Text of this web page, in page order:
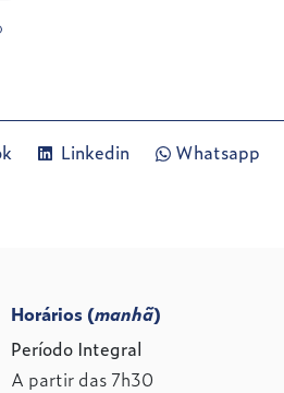
Linkedin Whatsapp
Horários (manhã)
Período Integral
A partir das 7h30